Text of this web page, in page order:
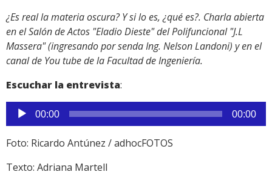
¿Es real la materia oscura? Y si lo es, ¿qué es?. Charla abierta
en el Salón de Actos "Eladio Dieste" del Polifuncional "J.L
Massera" (ingresando por senda Ing. Nelson Landoni) y en el
canal de You tube de la Facultad de Ingeniería.
Escuchar la entrevista:
Reproductor
de
audio
00:00 00:00
Foto: Ricardo Antúnez / adhocFOTOS
Texto: Adriana Martell